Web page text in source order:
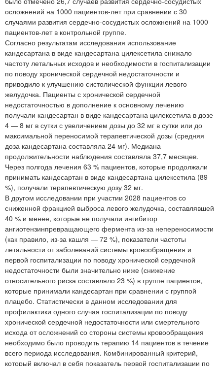
осложнений на 1000 пациентов-лет при сравнении с 30
случаями развития сердечно-сосудистых осложнений на 1000
пациентов-лет в контрольной группе.
Согласно результатам исследования использование
кандесартана в виде кандесартана цилексетила снижало
частоту летальных исходов и необходимости в госпитализации
по поводу хронической сердечной недостаточности и
приводило к улучшению систолической функции левого
желудочка. Пациенты с хронической сердечной
недостаточностью в дополнение к основному лечению
получали кандесартан в виде кандесартана цилексетила в дозе
4 — 8 мг в сутки с увеличением дозы до 32 мг в сутки или до
максимальной переносимой терапевтической дозы (средняя
доза кандесартана составляла 24 мг). Медиана
продолжительности наблюдения составляла 37,7 месяцев.
Через полгода лечения 63 % пациентов, которые продолжали
принимать кандесартан в виде кандесартана цилексетила (89
%), получали терапевтическую дозу 32 мг.
В другом исследовании при участии 2028 пациентов со
сниженной фракцией выброса левого желудочка, составлявшей
40 % и менее, которые не получали ингибитор
ангиотензинпревращающего фермента из-за непереносимости
(как правило, из-за кашля — 72 %), показатели частоты
летальности от заболеваний системы кровообращения и
первой госпитализации по поводу хронической сердечной
недостаточности были значительно ниже (снижение
относительного риска составляло 23 %) в группе пациентов,
которые принимали кандесартан при сравнении с группой
плацебо. Статистически в данном исследовании для
профилактики одного случая госпитализации по поводу
хронической сердечной недостаточности или смертельного
исхода от осложнений со стороны системы кровообращения
необходимо было проводить терапию 14 пациентов в течение
всего периода исследования. Комбинированный критерий,
который включал в себя показатель первой госпитализации по